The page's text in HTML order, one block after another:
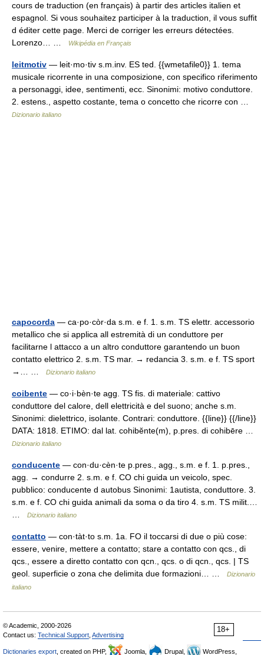
cours de traduction (en français) à partir des articles italien et
espagnol. Si vous souhaitez participer à la traduction, il vous suffit
d éditer cette page. Merci de corriger les erreurs détectées.
Lorenzo… …
Wikipédia en Français
leitmotiv — leit·mo·tiv s.m.inv. ES ted. {{wmetafile0}} 1. tema
musicale ricorrente in una composizione, con specifico riferimento
a personaggi, idee, sentimenti, ecc. Sinonimi: motivo conduttore.
2. estens., aspetto costante, tema o concetto che ricorre con …
Dizionario italiano
capocorda — ca·po·còr·da s.m. e f. 1. s.m. TS elettr. accessorio
metallico che si applica all estremità di un conduttore per
facilitarne l attacco a un altro conduttore garantendo un buon
contatto elettrico 2. s.m. TS mar. → redancia 3. s.m. e f. TS sport
→… …
Dizionario italiano
coibente — co·i·bèn·te agg. TS fis. di materiale: cattivo
conduttore del calore, dell elettricità e del suono; anche s.m.
Sinonimi: dielettrico, isolante. Contrari: conduttore. {{line}} {{/line}}
DATA: 1818. ETIMO: dal lat. cohibĕnte(m), p.pres. di cohibēre …
Dizionario italiano
conducente — con·du·cèn·te p.pres., agg., s.m. e f. 1. p.pres.,
agg. → condurre 2. s.m. e f. CO chi guida un veicolo, spec.
pubblico: conducente d autobus Sinonimi: 1autista, conduttore. 3.
s.m. e f. CO chi guida animali da soma o da tiro 4. s.m. TS milit.…
Dizionario italiano
contatto — con·tàt·to s.m. 1a. FO il toccarsi di due o più cose:
essere, venire, mettere a contatto; stare a contatto con qcs., di
qcs., essere a diretto contatto con qcn., qcs. o di qcn., qcs. | TS
geol. superficie o zona che delimita due formazioni… …
Dizionario
italiano
18+
© Academic, 2000-2026
Contact us: Technical Support Advertising
Dictionaries export , created on PHP, Joomla, Drupal, WordPress,